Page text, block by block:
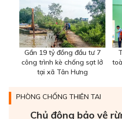
Gần 19 tỷ đồng đầu tư 7
công trình kè chống sạt lở
tại xã Tân Hưng
PHÒNG CHỐNG THIÊN TAI
Chủ động bảo vệ